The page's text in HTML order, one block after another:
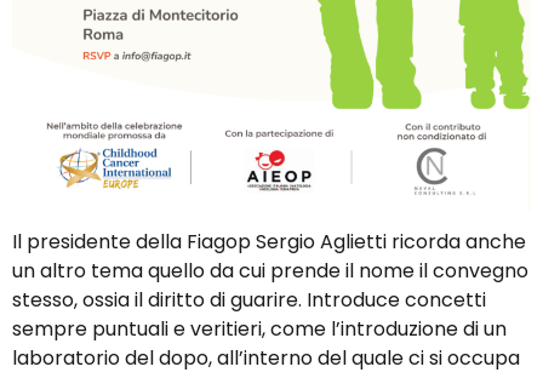
Il presidente della Fiagop Sergio Aglietti ricorda anche
un altro tema quello da cui prende il nome il convegno
stesso, ossia il diritto di guarire. Introduce concetti
sempre puntuali e veritieri, come l’introduzione di un
laboratorio del dopo, all’interno del quale ci si occupa